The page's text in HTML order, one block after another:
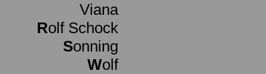
Viana
Rolf Schock
Sonning
Wolf